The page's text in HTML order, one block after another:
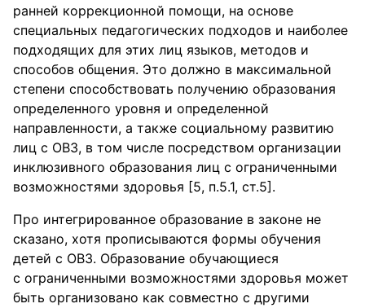
ранней коррекционной помощи, на основе
специальных педагогических подходов и наиболее
подходящих для этих лиц языков, методов и
способов общения. Это должно в максимальной
степени способствовать получению образования
определенного уровня и определенной
направленности, а также социальному развитию
лиц с ОВЗ, в том числе посредством организации
инклюзивного образования лиц с ограниченными
возможностями здоровья [5, п.5.1, ст.5].
Про интегрированное образование в законе не
сказано, хотя прописываются формы обучения
детей с ОВЗ. Образование обучающиеся
с ограниченными возможностями здоровья может
быть организовано как совместно с другими